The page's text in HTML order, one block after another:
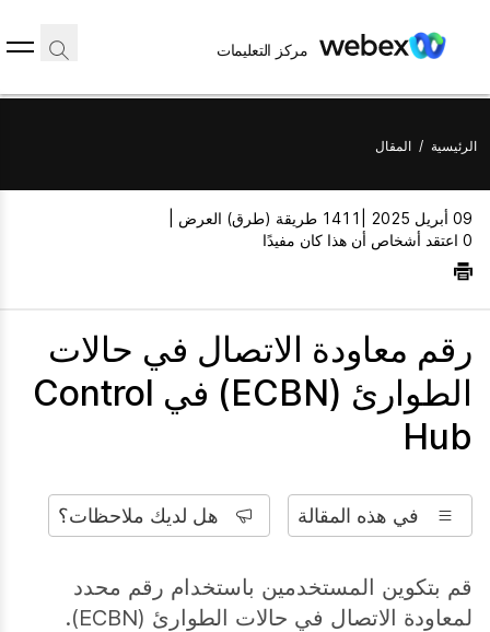
مركز التعليمات
الرئيسية / المقال
09 أبريل 2025 |
1411 طريقة (طرق) العرض |
0 اعتقد أشخاص أن هذا كان مفيدًا
رقم معاودة الاتصال في حالات
الطوارئ (ECBN) في Control
Hub
في هذه المقالة هل لديك ملاحظات؟
قم بتكوين المستخدمين باستخدام رقم محدد
لمعاودة الاتصال في حالات الطوارئ (ECBN).